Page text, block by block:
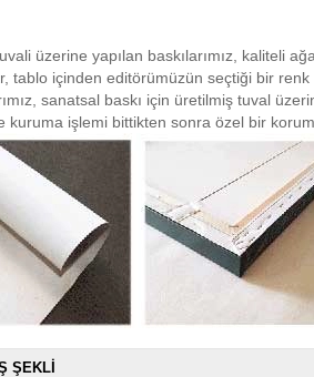
üzerine yapılan baskılarımız, kaliteli
tablo içinden editörümüzün seçtiği bir
sanatsal baskı için üretilmiş tuval
kuruma işlemi bittikten sonra özel bir
ŞEKLİ